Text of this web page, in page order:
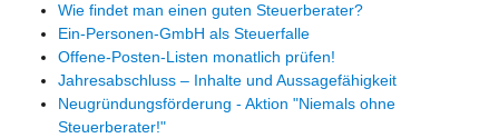
Wie findet man einen guten Steuerberater?
Ein-Personen-GmbH als Steuerfalle
Offene-Posten-Listen monatlich prüfen!
Jahresabschluss – Inhalte und Aussagefähigkeit
Neugründungsförderung - Aktion "Niemals ohne
Steuerberater!"